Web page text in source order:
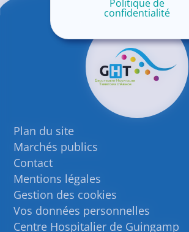
Plan du site
Marchés publics
Contact
Mentions légales
Gestion des cookies
Vos données personnelles
Centre Hospitalier de Guingamp
Politique de
confidentialité